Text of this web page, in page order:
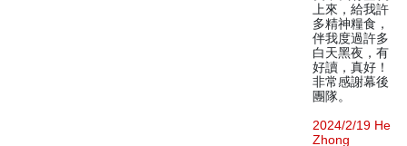
上來，給我許
多精神糧食，
伴我度過許多
白天黑夜，有
好讀，真好！
非常感謝幕後
團隊。
2024/2/19 He
Zhong